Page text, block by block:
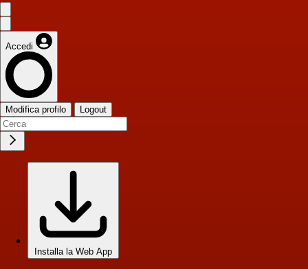
Accedi
Modifica profilo Logout
Installa la Web App